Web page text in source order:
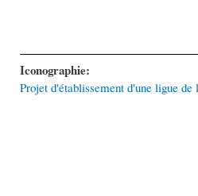
Iconographie:
Projet d'établissement d'une ligue